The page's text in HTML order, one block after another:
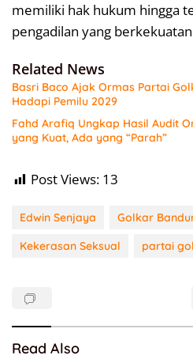
memiliki hak hukum hingga
pengadilan yang
Related News
Basri Baco Ajak Ormas Partai
Hadapi Pemilu 2029
Fahd Arafiq Ungkap Hasil Audit
yang Kuat, Ada yang “Parah”
Post Views: 13
Edwin Senjaya Golkar
Kekerasan Seksual
partai
Read Also